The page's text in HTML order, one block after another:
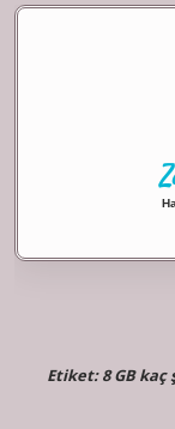
Etiket:8 GB kaç